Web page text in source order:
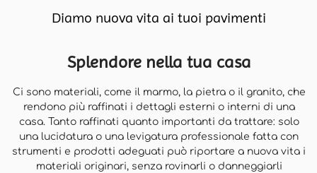
Diamo nuova vita ai tuoi pavimenti
Splendore nella tua casa
Ci sono materiali, come il marmo, la pietra o il granito, che
rendono più raffinati i dettagli esterni o interni di una
casa. Tanto raffinati quanto importanti da trattare: solo
una lucidatura o una levigatura professionale fatta con
strumenti e prodotti adeguati può riportare a nuova vita i
materiali originari, senza rovinarli o danneggiarli